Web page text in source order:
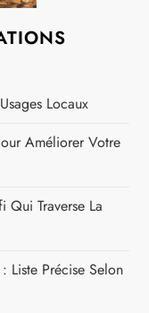
Locaux
Améliorer Votre
Qui Traverse La
Liste Précise Selon